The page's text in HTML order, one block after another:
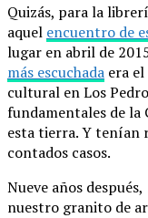
Quizás, para la
aquel encuentro de
lugar en abril de
más escuchada era
cultural en Los
fundamentales de la
esta tierra. Y tenían
contados casos.
Nueve años después,
nuestro granito de